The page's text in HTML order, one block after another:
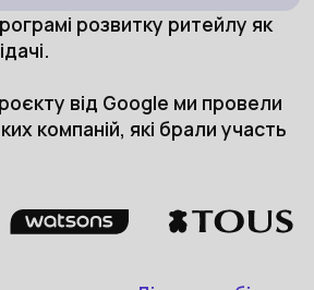
розвитку ритейлу як
від Google ми провели
компаній, які брали участь